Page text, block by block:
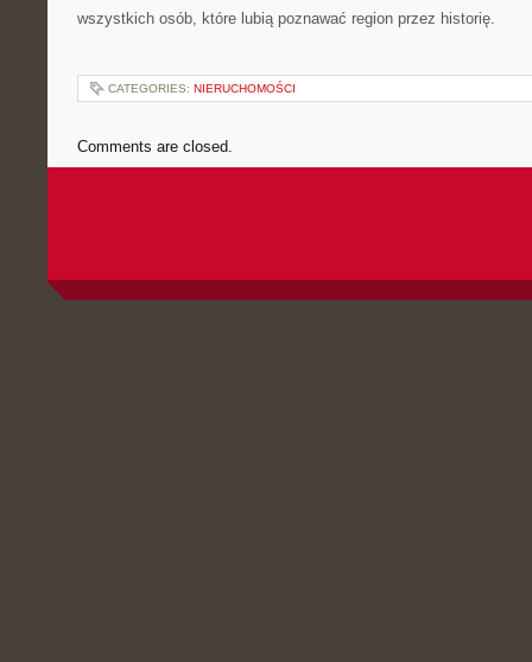
wszystkich osób, które lubią poznawać region przez historię.
CATEGORIES: NIERUCHOMOŚCI
Comments are closed.